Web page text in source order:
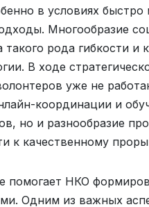
в условиях
Многообразие
рода гибкости и
В ходе
уже не
координации и
но и разнообразие
к качественному
помогает НКО
Одним из важных